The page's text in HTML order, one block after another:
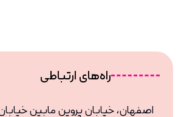
راه‌های ارتباطی
اصفهان، خیابان پروین مابین